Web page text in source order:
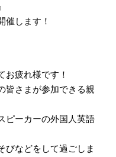
催します！
お疲れ様です！
皆さまが参加できる親
ピーカーの外国人英語
びなどをして過ごしま